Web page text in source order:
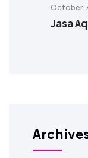
October
Jasa